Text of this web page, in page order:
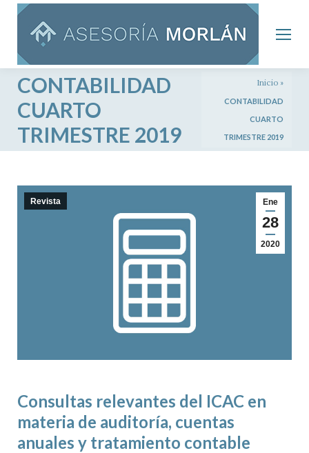
CONTABILIDAD
CUARTO
TRIMESTRE 2019
Inicio »
CONTABILIDAD
CUARTO
TRIMESTRE 2019
Ene
28
2020
Revista
Consultas relevantes del ICAC en
materia de auditoría, cuentas
anuales y tratamiento contable